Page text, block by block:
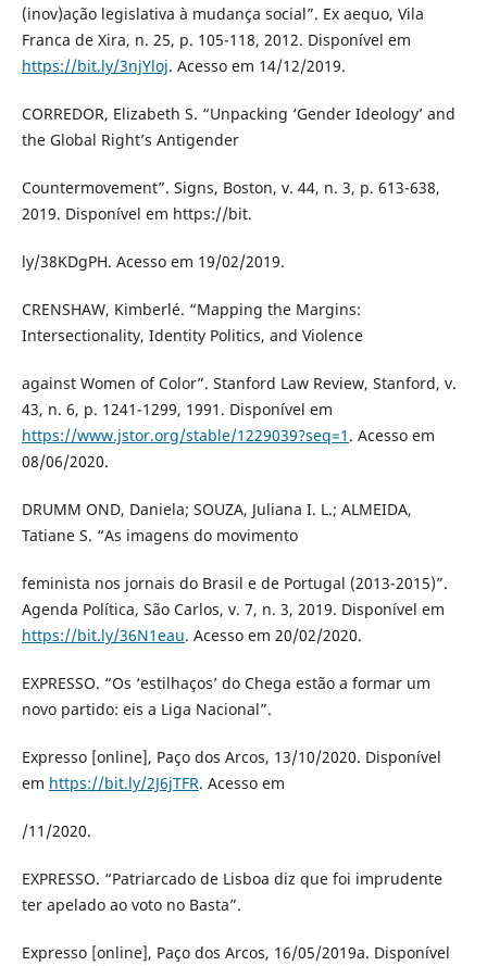
(inov)ação legislativa à mudança social”. Ex aequo, Vila
Franca de Xira, n. 25, p. 105-118, 2012. Disponível em
https://bit.ly/3njYloj. Acesso em 14/12/2019.
CORREDOR, Elizabeth S. “Unpacking ‘Gender Ideology’ and
the Global Right’s Antigender
Countermovement”. Signs, Boston, v. 44, n. 3, p. 613-638,
2019. Disponível em https://bit.
ly/38KDgPH. Acesso em 19/02/2019.
CRENSHAW, Kimberlé. “Mapping the Margins:
Intersectionality, Identity Politics, and Violence
against Women of Color”. Stanford Law Review, Stanford, v.
43, n. 6, p. 1241-1299, 1991. Disponível em
https://www.jstor.org/stable/1229039?seq=1 . Acesso em
08/06/2020.
DRUMM OND, Daniela; SOUZA, Juliana I. L.; ALMEIDA,
Tatiane S. “As imagens do movimento
feminista nos jornais do Brasil e de Portugal (2013-2015)”.
Agenda Política, São Carlos, v. 7, n. 3, 2019. Disponível em
https://bit.ly/36N1eau. Acesso em 20/02/2020.
EXPRESSO. “Os ‘estilhaços’ do Chega estão a formar um
novo partido: eis a Liga Nacional”.
Expresso [online], Paço dos Arcos, 13/10/2020. Disponível
em https://bit.ly/2J6jTFR. Acesso em
/11/2020.
EXPRESSO. “Patriarcado de Lisboa diz que foi imprudente
ter apelado ao voto no Basta”.
Expresso [online], Paço dos Arcos, 16/05/2019a. Disponível